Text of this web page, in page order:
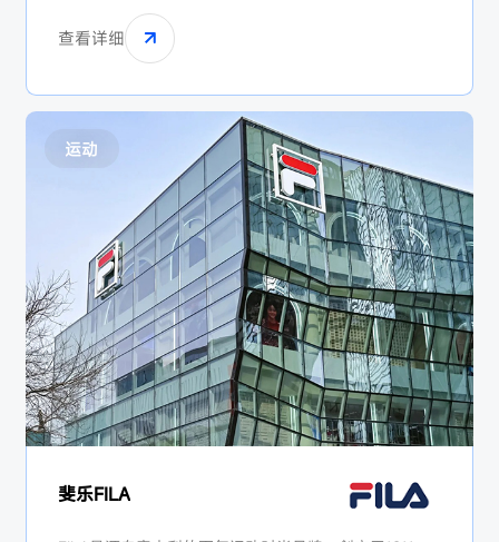
品牌市场占有率第三名，并进入财富500强企业。2007
年以合资形式进入中国，拥有3500万线下销售网点，其
中八成以上采用联营模式。
查看详细
运动
斐乐FILA